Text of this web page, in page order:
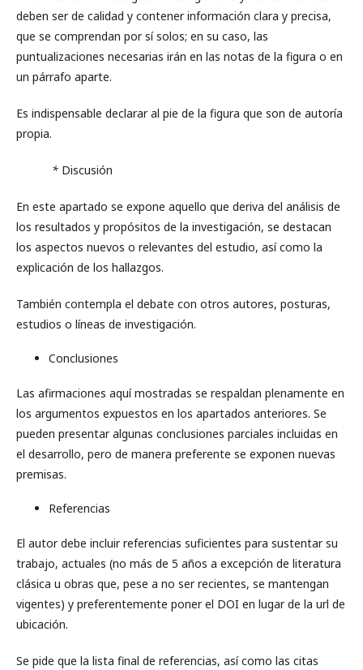
deben ser de calidad y contener información clara y precisa,
que se comprendan por sí solos; en su caso, las
puntualizaciones necesarias irán en las notas de la figura o en
un párrafo aparte.
Es indispensable declarar al pie de la figura que son de autoría
propia.
* Discusión
En este apartado se expone aquello que deriva del análisis de
los resultados y propósitos de la investigación, se destacan
los aspectos nuevos o relevantes del estudio, así como la
explicación de los hallazgos.
También contempla el debate con otros autores, posturas,
estudios o líneas de investigación.
Conclusiones
Las afirmaciones aquí mostradas se respaldan plenamente en
los argumentos expuestos en los apartados anteriores. Se
pueden presentar algunas conclusiones parciales incluidas en
el desarrollo, pero de manera preferente se exponen nuevas
premisas.
Referencias
El autor debe incluir referencias suficientes para sustentar su
trabajo, actuales (no más de 5 años a excepción de literatura
clásica u obras que, pese a no ser recientes, se mantengan
vigentes) y preferentemente poner el DOI en lugar de la url de
ubicación.
Se pide que la lista final de referencias, así como las citas